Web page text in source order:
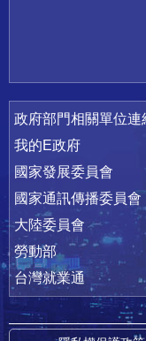
政府部門相關單位連
我的E政府
國家發展委員會
國家通訊傳播委員會
大陸委員會
勞動部
台灣就業通